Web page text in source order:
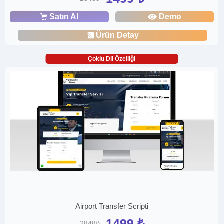
Satın Al Demo
Ürün Detay
Çoklu Dil Özelliği
Airport Transfer Scripti